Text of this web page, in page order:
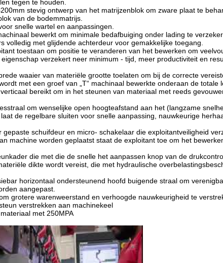
tegen te houden.
stevig ontwerp van het matrijzenblok om zware plaat te
van de bodemmatrijs.
snelle wartel en aanpassingen.
bewerkt om minimale bedafbuiging onder lading te
met glijdende achterdeur voor gemakkelijke toegang.
toestaan om positie te veranderen van het bewerken om
verzekert neer minimum - tijd, meer productiviteit en
waaier van materiële grootte toelaten om bij de correcte
met een groef van „T“ machinaal bewerkte onderaan de totale
bereikt om in het steunen van materiaal met reeds
om wenselijke open hoogteafstand aan het (langzame
de regelbare sluiten voor snelle aanpassing, nauwkeurige
schuifdeur en micro- schakelaar die exploitantveiligheid
machine worden geplaatst staat de exploitant toe om het
die met die de snelle het aanpassen knop van de
dikte wordt vereist, die met hydraulische
horizontaal ondersteunend hoofd buigende straal om
aangepast.
grotere warenweerstand en verhoogde nauwkeurigheid te
verstrekken aan machinekeel
met 250MPA